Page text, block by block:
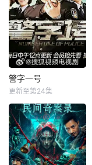
警字一号
更新至第24集